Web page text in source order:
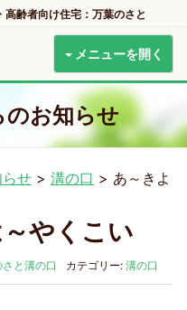
齢者向け住宅：万葉のさと
メニューを開く
お知らせ
せ > 溝の口 > あ～きよ
やくこい
と溝の口 カテゴリー: 溝の口